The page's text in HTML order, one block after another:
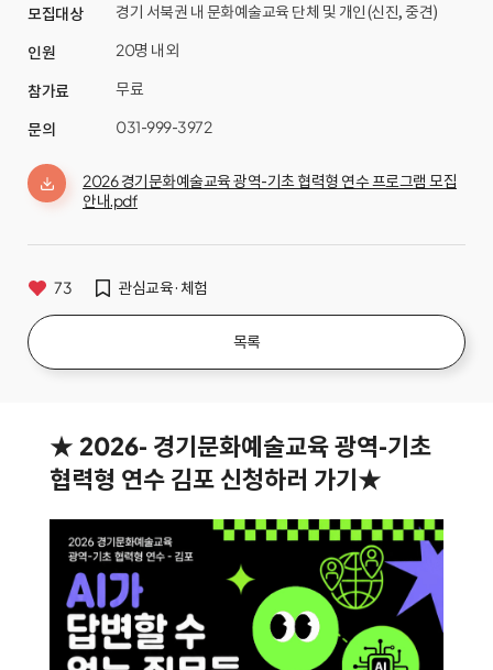
모집대상 경기 서북권 내 문화예술교육 단체 및 개인(신진, 중견)
인원 20명 내외
참가료 무료
문의 031-999-3972
2026 경기문화예술교육 광역-기초 협력형 연수 프로그램 모집
안내.pdf
73 관심교육·체험
목록
★ 2026- 경기문화예술교육 광역-기초
협력형 연수 김포 신청하러 가기★